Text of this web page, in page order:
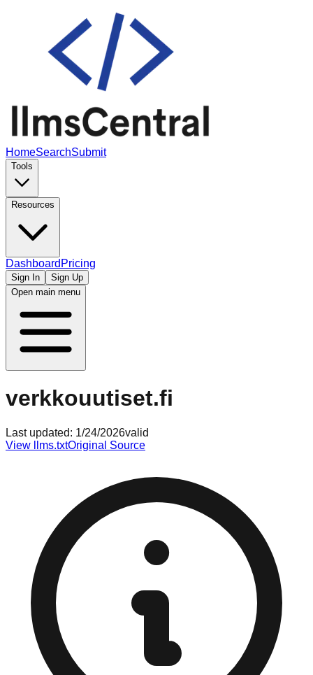
HomeSearchSubmit
Tools
Resources
Dashboard Pricing
Sign In
Sign Up
Open main menu
verkkouutiset.fi
Last updated: 1/24/2026valid
View llms.txtOriginal Source